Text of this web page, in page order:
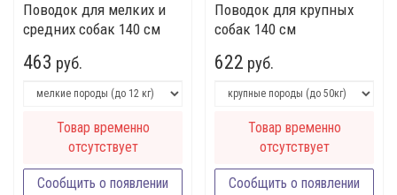
Поводок для мелких и
средних собак 140 см
463 руб.
Товар временно
отсутствует
Сообщить о появлении
Поводок для крупных
собак 140 см
622 руб.
Товар временно
отсутствует
Сообщить о появлении